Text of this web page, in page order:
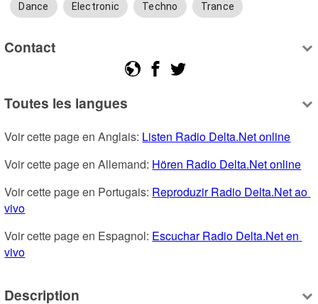
Dance Electronic Techno Trance
Contact
Toutes les langues
Voir cette page en Anglais: Listen Radio Delta.Net online
Voir cette page en Allemand: Hören Radio Delta.Net online
Voir cette page en Portugais: Reproduzir Radio Delta.Net ao
vivo
Voir cette page en Espagnol: Escuchar Radio Delta.Net en
vivo
Description